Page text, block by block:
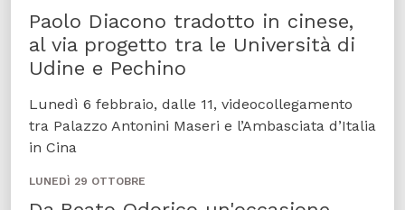
Paolo Diacono tradotto in cinese,
al via progetto tra le Università di
Udine e Pechino
Lunedì 6 febbraio, dalle 11, videocollegamento
tra Palazzo Antonini Maseri e l’Ambasciata d’Italia
in Cina
LUNEDÌ 29 OTTOBRE